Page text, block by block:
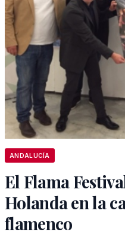
ANDALUCÍA
El Flama
Holanda en la
flamenco